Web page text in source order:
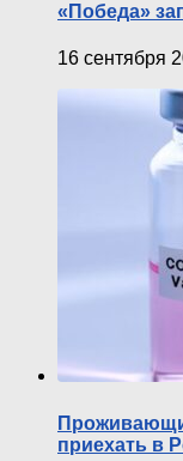
«Победа»
16 сентября
приехать в